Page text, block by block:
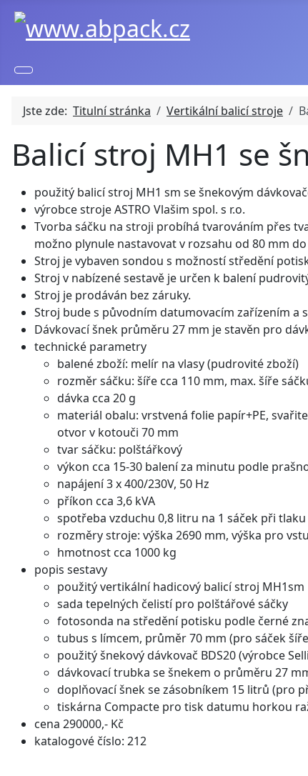
Jste zde: Titulní stránka Vertikální balicí stroje
Balicí stroj MH1 se
použitý balicí stroj MH1 sm se šnekovým
výrobce stroje ASTRO Vlašim spol. s r.o.
Tvorba sáčku na stroji probíhá tvarováním přes
možno plynule nastavovat v rozsahu od 80 mm
Stroj je vybaven sondou s možností středění
Stroj v nabízené sestavě je určen k balení
Stroj je prodáván bez záruky.
Stroj bude s původním datumovacím zařízením a
Dávkovací šnek průměru 27 mm je stavěn pro
technické parametry
balené zboží: melír na vlasy (pudrovité zboží)
rozměr sáčku: šíře cca 110 mm, max. šíře
dávka cca 20 g
materiál obalu: vrstvená folie papír+PE,
otvor v kotouči 70 mm
tvar sáčku: polštářkový
výkon cca 15-30 balení za minutu podle
napájení 3 x 400/230V, 50 Hz
příkon cca 3,6 kVA
spotřeba vzduchu 0,8 litru na 1 sáček při
rozměry stroje: výška 2690 mm, výška pro
hmotnost cca 1000 kg
popis sestavy
použitý vertikální hadicový balicí stroj MH1sm
sada tepelných čelistí pro polštářové sáčky
fotosonda na středění potisku podle černé
tubus s límcem, průměr 70 mm (pro sáček
použitý šnekový dávkovač BDS20 (výrobce
dávkovací trubka se šnekem o průměru 27
doplňovací šnek se zásobníkem 15 litrů (pro
tiskárna Compacte pro tisk datumu horkou
cena 290000,- Kč
katalogové číslo: 212